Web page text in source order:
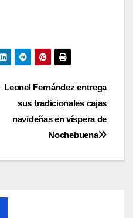
Leonel Fernández entrega
sus tradicionales cajas
navideñas en víspera de
Nochebuena